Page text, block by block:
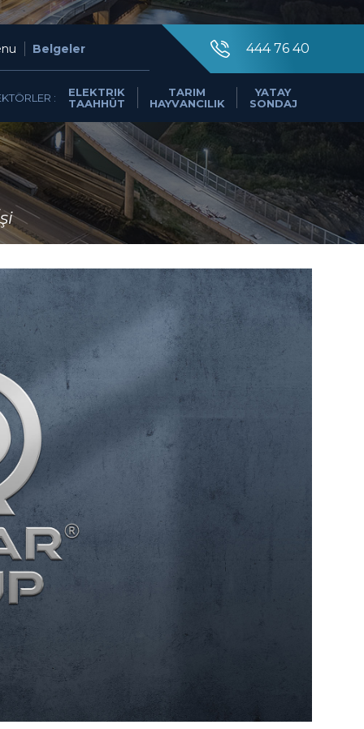
×
444 76 40
0549 494 85 49
info@dutar.com.tr
Belgeler 444 76 40
:
ELEKTRIK
TAAHHÜT
TARIM
HAYVANCILIK
YATAY
SONDAJ